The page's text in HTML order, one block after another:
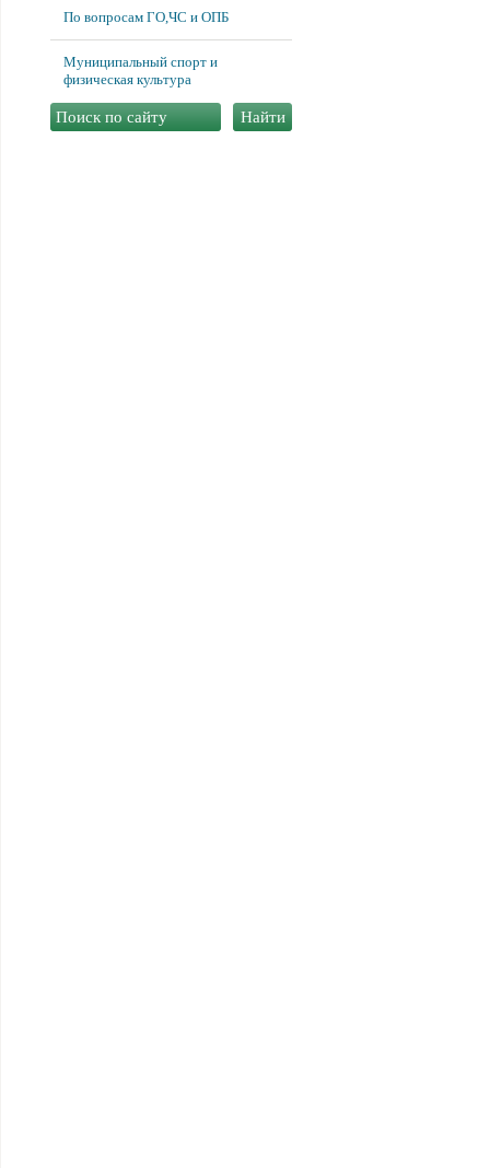
По вопросам ГО,ЧС и ОПБ
Муниципальный спорт и
физическая культура